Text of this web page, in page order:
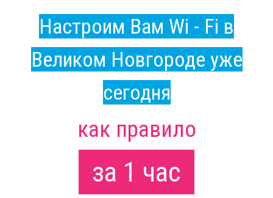
Настроим Вам Wi - Fi в
Великом Новгороде уже
сегодня
как правило
за 1 час